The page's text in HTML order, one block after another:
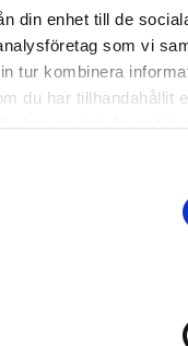
din enhet till de
som vi
tur kombinera
du har tillhandahållit
har använt deras
Gypsy Queen
Sto
Far:
Father Patrick
Mor:Babsane Face
Född:2024-04-07
Slutpris: